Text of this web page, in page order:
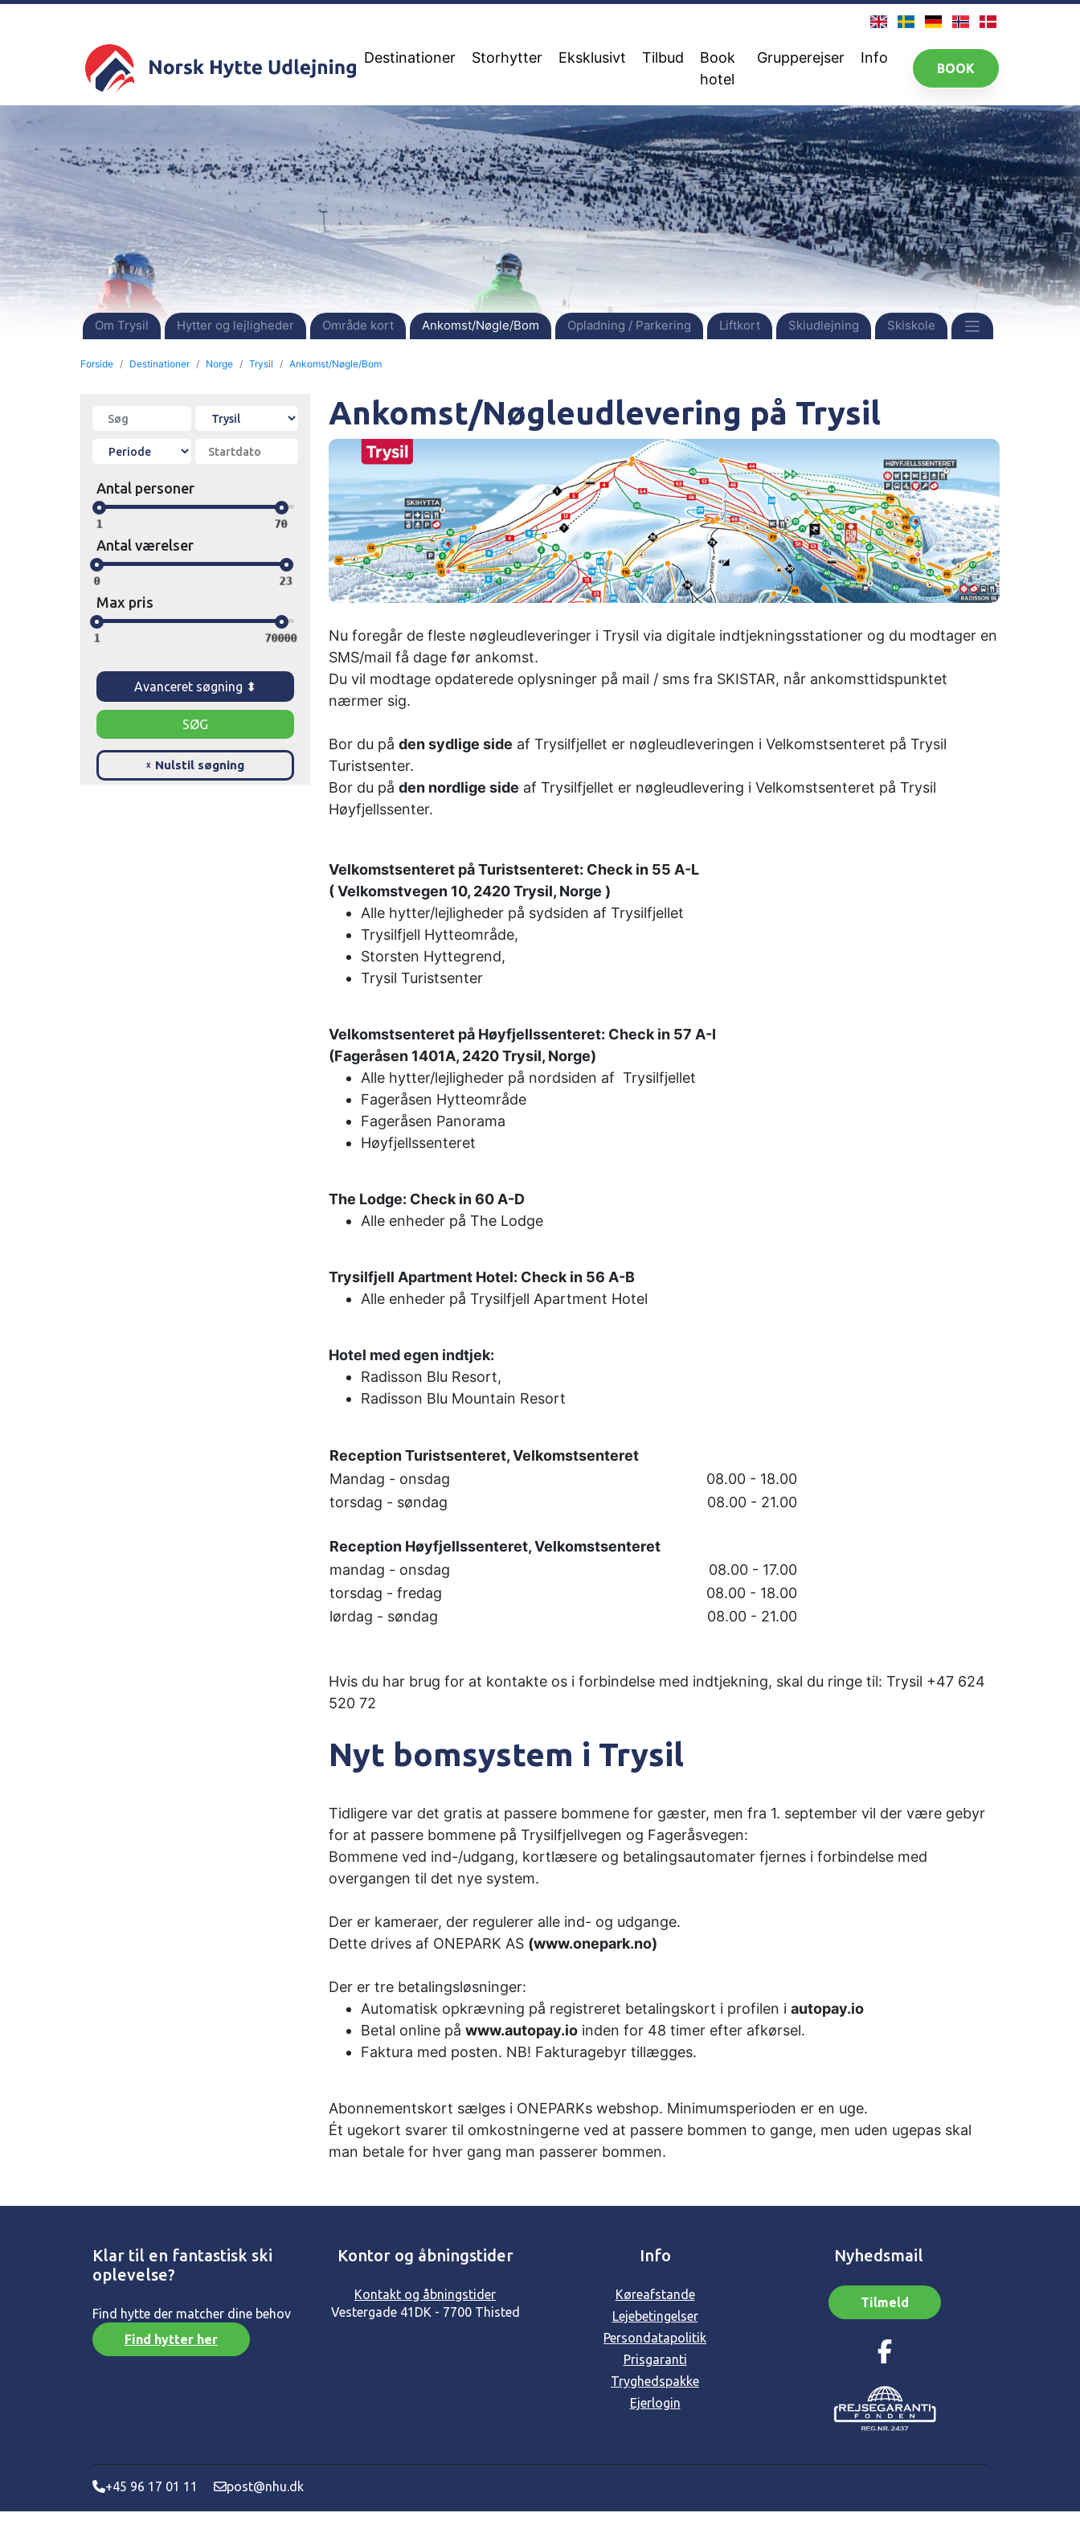
Destinationer Storhytter Eksklusivt Tilbud
Book
hotel
Grupperejser Info
BOOK
Om Trysil Hytter og lejligheder Område kort Ankomst/Nøgle/Bom Opladning / Parkering Liftkort Skiudlejning Skiskole
Forside Destinationer Norge Trysil Ankomst/Nøgle/Bom
Antal personer
1 70
Antal værelser
0 23
Max pris
1 70000
Avanceret søgning ⬍
x Nulstil søgning
Ankomst/Nøgleudlevering på Trysil
Nu foregår de fleste nøgleudleveringer i Trysil via digitale indtjekningsstationer og du modtager en
SMS/mail få dage før ankomst.
Du vil modtage opdaterede oplysninger på mail / sms fra SKISTAR, når ankomsttidspunktet
nærmer sig.
Bor du på den sydlige side af Trysilfjellet er nøgleudleveringen i Velkomstsenteret på Trysil
Turistsenter.
Bor du på den nordlige side af Trysilfjellet er nøgleudlevering i Velkomstsenteret på Trysil
Høyfjellssenter.
Velkomstsenteret på Turistsenteret: Check in 55 A-L
( Velkomstvegen 10, 2420 Trysil, Norge )
Alle hytter/lejligheder på sydsiden af Trysilfjellet
Trysilfjell Hytteområde,
Storsten Hyttegrend,
Trysil Turistsenter
Velkomstsenteret på Høyfjellssenteret: Check in 57 A-I
(Fageråsen 1401A, 2420 Trysil, Norge)
Alle hytter/lejligheder på nordsiden af Trysilfjellet
Fageråsen Hytteområde
Fageråsen Panorama
Høyfjellssenteret
The Lodge: Check in 60 A-D
Alle enheder på The Lodge
Trysilfjell Apartment Hotel: Check in 56 A-B
Alle enheder på Trysilfjell Apartment Hotel
Hotel med egen indtjek:
Radisson Blu Resort,
Radisson Blu Mountain Resort
Reception Turistsenteret, Velkomstsenteret
Mandag - onsdag
08.00 - 18.00
torsdag - søndag
08.00 - 21.00
Reception Høyfjellssenteret, Velkomstsenteret
mandag - onsdag
08.00 - 17.00
torsdag - fredag
08.00 - 18.00
lørdag - søndag
08.00 - 21.00
Hvis du har brug for at kontakte os i forbindelse med indtjekning, skal du ringe til: Trysil +47 624
520 72
Nyt bomsystem i Trysil
Tidligere var det gratis at passere bommene for gæster, men fra 1. september vil der være gebyr
for at passere bommene på Trysilfjellvegen og Fageråsvegen:
Bommene ved ind-/udgang, kortlæsere og betalingsautomater fjernes i forbindelse med
overgangen til det nye system.
Der er kameraer, der regulerer alle ind- og udgange.
Dette drives af ONEPARK AS (www.onepark.no)
Der er tre betalingsløsninger:
Automatisk opkrævning på registreret betalingskort i profilen i autopay.io
Betal online på www.autopay.ioinden for 48 timer efter afkørsel.
Faktura med posten. NB! Fakturagebyr tillægges.
Abonnementskort sælges i ONEPARKs webshop. Minimumsperioden er en uge.
Ét ugekort svarer til omkostningerne ved at passere bommen to gange, men uden ugepas skal
man betale for hver gang man passerer bommen.
Klar til en fantastisk ski
oplevelse?
Find hytte der matcher dine behov
Find hytter her
Kontor og åbningstider
Kontakt og åbningstider
Vestergade 41 DK - 7700 Thisted
Info
Køreafstande
Lejebetingelser
Persondatapolitik
Prisgaranti
Tryghedspakke
Ejerlogin
Nyhedsmail
Tilmeld
+45 96 17 01 11 post@nhu.dk